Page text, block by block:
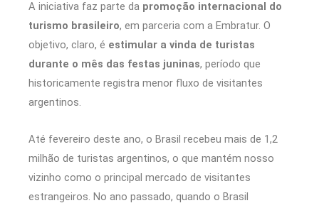
A iniciativa faz parte da promoção internacional do
turismo brasileiro, em parceria com a Embratur. O
objetivo, claro, é estimular a vinda de turistas
durante o mês das festas juninas, período que
historicamente registra menor fluxo de visitantes
argentinos.
Até fevereiro deste ano, o Brasil recebeu mais de 1,2
milhão de turistas argentinos, o que mantém nosso
vizinho como o principal mercado de visitantes
estrangeiros. No ano passado, quando o Brasil